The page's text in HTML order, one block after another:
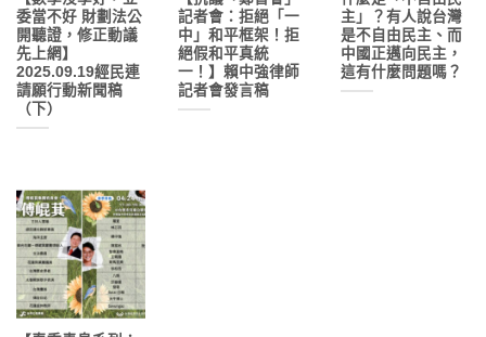
委當不好 財劃法公
開聽證，修正動議
先上網】
2025.09.19經民連
請願行動新聞稿
（下）
記者會：拒絕「一
中」和平框架！拒
絕假和平真統
一！】賴中強律師
記者會發言稿
主」？有人說台灣
是不自由民主、而
中國正邁向民主，
這有什麼問題嗎？